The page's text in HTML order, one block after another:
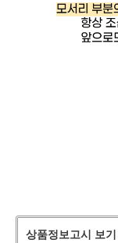
상품정보고시 보기